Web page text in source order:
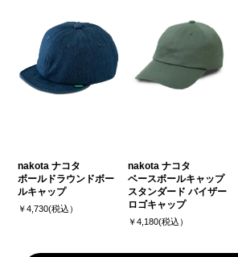
nakota ナコタ
ボールドラウンドボー
ルキャップ
￥4,730(税込）
nakota ナコタ
ベースボールキャップ
スタンダード バイザー
ロゴキャップ
￥4,180(税込）